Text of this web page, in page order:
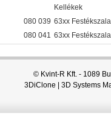
Kellékek
080 039 63xx
080 041 63xx
© Kvint-R Kft. - 1089
3DiClone
3D Systems